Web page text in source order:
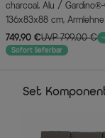
charcoal, Alu /
136x83x88 cm,
749,90 €UVP 799,00 €
Sofort lieferbar
Set